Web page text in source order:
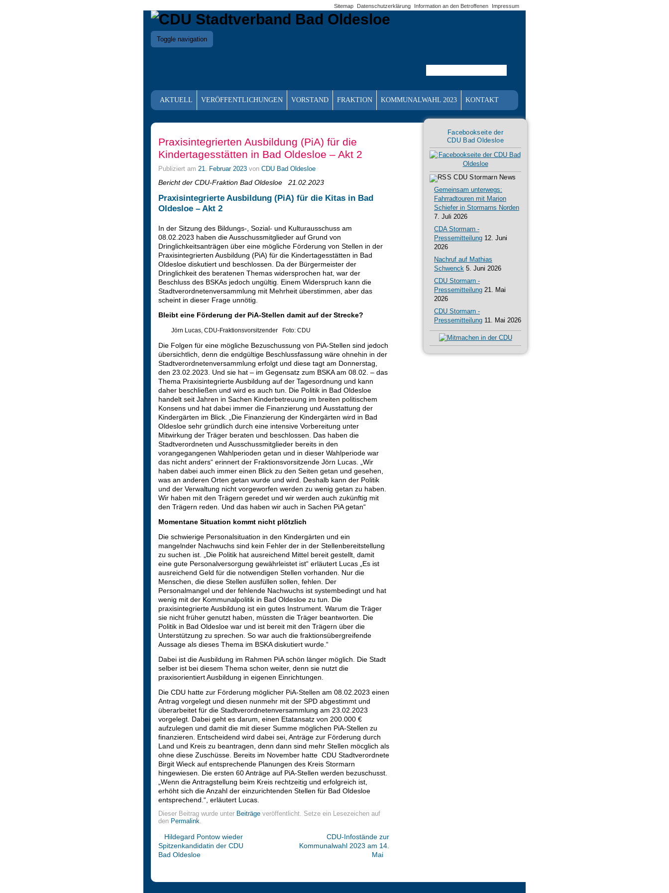
Sitemap Datenschutzerklärung Information an den Betroffenen Impressum
Toggle navigation
AKTUELL VERÖFFENTLICHUNGEN VORSTAND FRAKTION KOMMUNALWAHL 2023 KONTAKT
Praxisintegrierten Ausbildung (PiA) für die
Kindertagesstätten in Bad Oldesloe – Akt 2
Publiziert am 21. Februar 2023 von CDU Bad Oldesloe
Bericht der CDU-Fraktion Bad Oldesloe 21.02.2023
Praxisintegrierte Ausbildung (PiA) für die Kitas in Bad
Oldesloe – Akt 2
In der Sitzung des Bildungs-, Sozial- und Kulturausschuss am
08.02.2023 haben die Ausschussmitglieder auf Grund von
Dringlichkeitsanträgen über eine mögliche Förderung von Stellen in der
Praxisintegrierten Ausbildung (PiA) für die Kindertagesstätten in Bad
Oldesloe diskutiert und beschlossen. Da der Bürgermeister der
Dringlichkeit des beratenen Themas widersprochen hat, war der
Beschluss des BSKAs jedoch ungültig. Einem Widerspruch kann die
Stadtverordnetenversammlung mit Mehrheit überstimmen, aber das
scheint in dieser Frage unnötig.
Bleibt eine Förderung der PiA-Stellen damit auf der Strecke?
Jörn Lucas, CDU-Fraktionsvorsitzender Foto: CDU
Die Folgen für eine mögliche Bezuschussung von PiA-Stellen sind jedoch
übersichtlich, denn die endgültige Beschlussfassung wäre ohnehin in der
Stadtverordnetenversammlung erfolgt und diese tagt am Donnerstag,
den 23.02.2023. Und sie hat – im Gegensatz zum BSKA am 08.02. – das
Thema Praxisintegrierte Ausbildung auf der Tagesordnung und kann
daher beschließen und wird es auch tun. Die Politik in Bad Oldesloe
handelt seit Jahren in Sachen Kinderbetreuung im breiten politischem
Konsens und hat dabei immer die Finanzierung und Ausstattung der
Kindergärten im Blick. „Die Finanzierung der Kindergärten wird in Bad
Oldesloe sehr gründlich durch eine intensive Vorbereitung unter
Mitwirkung der Träger beraten und beschlossen. Das haben die
Stadtverordneten und Ausschussmitglieder bereits in den
vorangegangenen Wahlperioden getan und in dieser Wahlperiode war
das nicht anders“ erinnert der Fraktionsvorsitzende Jörn Lucas. „Wir
haben dabei auch immer einen Blick zu den Seiten getan und gesehen,
was an anderen Orten getan wurde und wird. Deshalb kann der Politik
und der Verwaltung nicht vorgeworfen werden zu wenig getan zu haben.
Wir haben mit den Trägern geredet und wir werden auch zukünftig mit
den Trägern reden. Und das haben wir auch in Sachen PiA getan“
Momentane Situation kommt nicht plötzlich
Die schwierige Personalsituation in den Kindergärten und ein
mangelnder Nachwuchs sind kein Fehler der in der Stellenbereitstellung
zu suchen ist. „Die Politik hat ausreichend Mittel bereit gestellt, damit
eine gute Personalversorgung gewährleistet ist“ erläutert Lucas „Es ist
ausreichend Geld für die notwendigen Stellen vorhanden. Nur die
Menschen, die diese Stellen ausfüllen sollen, fehlen. Der
Personalmangel und der fehlende Nachwuchs ist systembedingt und hat
wenig mit der Kommunalpolitik in Bad Oldesloe zu tun. Die
praxisintegrierte Ausbildung ist ein gutes Instrument. Warum die Träger
sie nicht früher genutzt haben, müssten die Träger beantworten. Die
Politik in Bad Oldesloe war und ist bereit mit den Trägern über die
Unterstützung zu sprechen. So war auch die fraktionsübergreifende
Aussage als dieses Thema im BSKA diskutiert wurde.“
Dabei ist die Ausbildung im Rahmen PiA schön länger möglich. Die Stadt
selber ist bei diesem Thema schon weiter, denn sie nutzt die
praxisorientiert Ausbildung in eigenen Einrichtungen.
Die CDU hatte zur Förderung möglicher PiA-Stellen am 08.02.2023 einen
Antrag vorgelegt und diesen nunmehr mit der SPD abgestimmt und
überarbeitet für die Stadtverordnetenversammlung am 23.02.2023
vorgelegt. Dabei geht es darum, einen Etatansatz von 200.000 €
aufzulegen und damit die mit dieser Summe möglichen PiA-Stellen zu
finanzieren. Entscheidend wird dabei sei, Anträge zur Förderung durch
Land und Kreis zu beantragen, denn dann sind mehr Stellen möcglich als
ohne diese Zuschüsse. Bereits im November hatte CDU Stadtverordnete
Birgit Wieck auf entsprechende Planungen des Kreis Stormarn
hingewiesen.
Die ersten 60 Anträge auf PiA-Stellen werden bezuschusst.
„Wenn die Antragstellung beim Kreis rechtzeitig und erfolgreich ist,
erhöht sich die Anzahl der einzurichtenden Stellen für Bad Oldesloe
entsprechend.“, erläutert Lucas.
Dieser Beitrag wurde unter Beiträge veröffentlicht. Setze ein Lesezeichen auf
den Permalink.
Hildegard Pontow wieder
Spitzenkandidatin der CDU
Bad Oldesloe
CDU-Infostände zur
Kommunalwahl 2023 am 14.
Mai
Facebookseite der
CDU Bad Oldesloe
CDU Stormarn News
Gemeinsam unterwegs:
Fahrradtouren mit Marion
Schiefer in Stormarns Norden
7. Juli 2026
CDA Stormarn -
Pressemitteilung 12. Juni
2026
Nachruf auf Mathias
Schwenck 5. Juni 2026
CDU Stormarn -
Pressemitteilung 21. Mai
2026
CDU Stormarn -
Pressemitteilung 11. Mai 2026